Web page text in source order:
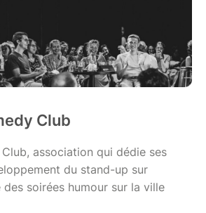
Club
association qui dédie ses
du stand-up sur
soirées humour sur la ville